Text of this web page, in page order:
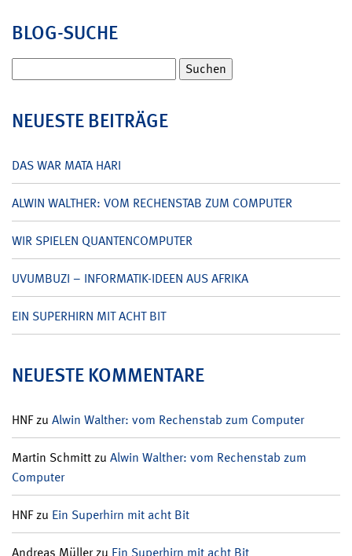
BLOG-SUCHE
nach:
NEUESTE BEITRÄGE
DAS WAR MATA HARI
ALWIN WALTHER: VOM RECHENSTAB ZUM COMPUTER
WIR SPIELEN QUANTENCOMPUTER
UVUMBUZI – INFORMATIK-IDEEN AUS AFRIKA
EIN SUPERHIRN MIT ACHT BIT
NEUESTE KOMMENTARE
HNFzu Alwin Walther: vom Rechenstab zum Computer
Martin Schmittzu Alwin Walther: vom Rechenstab zum
Computer
HNFzu Ein Superhirn mit acht Bit
Andreas Müllerzu Ein Superhirn mit acht Bit